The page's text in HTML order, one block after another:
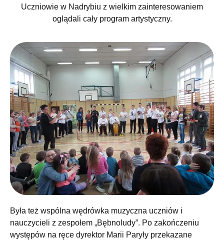
Uczniowie w Nadrybiu z wielkim zainteresowaniem
oglądali cały program artystyczny.
Była też wspólna wędrówka muzyczna uczniów i
nauczycieli z zespołem „Bębnoludy”. Po zakończeniu
występów na ręce dyrektor Marii Paryły przekazane